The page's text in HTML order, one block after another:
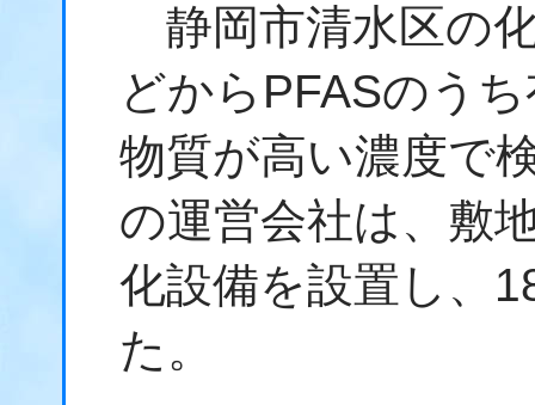
静岡市清水区の
どからPFASのう
物質が高い濃度で
の運営会社は、敷
化設備を設置し、
た。